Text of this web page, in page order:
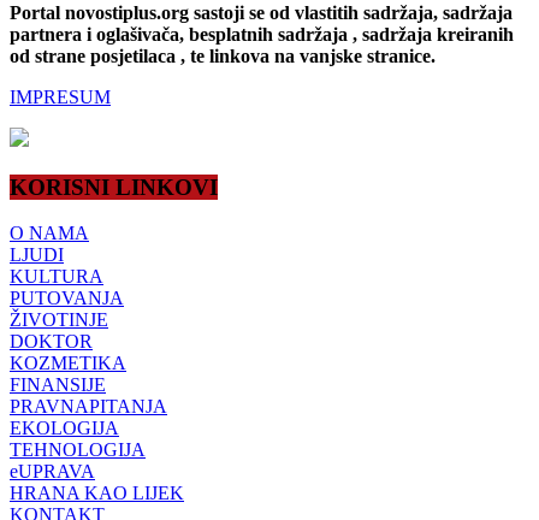
Portal novostiplus.org sastoji se od vlastitih sadržaja, sadržaja
partnera i oglašivača, besplatnih sadržaja , sadržaja kreiranih
od strane posjetilaca , te linkova na vanjske stranice.
IMPRESUM
KORISNI LINKOVI
O NAMA
LJUDI
KULTURA
PUTOVANJA
ŽIVOTINJE
DOKTOR
KOZMETIKA
FINANSIJE
PRAVNAPITANJA
EKOLOGIJA
TEHNOLOGIJA
eUPRAVA
HRANA KAO LIJEK
KONTAKT